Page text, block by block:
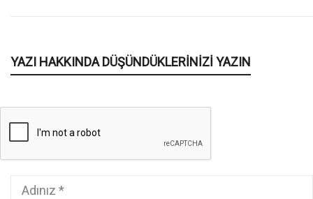
YAZI HAKKINDA DÜŞÜNDÜKLERINIZI YAZIN